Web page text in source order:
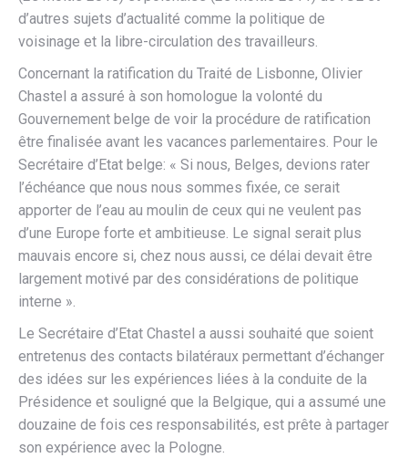
d’autres sujets d’actualité comme la politique de
voisinage et la libre-circulation des travailleurs.
Concernant la ratification du Traité de Lisbonne, Olivier
Chastel a assuré à son homologue la volonté du
Gouvernement belge de voir la procédure de ratification
être finalisée avant les vacances parlementaires. Pour le
Secrétaire d’Etat belge: « Si nous, Belges, devions rater
l’échéance que nous nous sommes fixée, ce serait
apporter de l’eau au moulin de ceux qui ne veulent pas
d’une Europe forte et ambitieuse. Le signal serait plus
mauvais encore si, chez nous aussi, ce délai devait être
largement motivé par des considérations de politique
interne ».
Le Secrétaire d’Etat Chastel a aussi souhaité que soient
entretenus des contacts bilatéraux permettant d’échanger
des idées sur les expériences liées à la conduite de la
Présidence et souligné que la Belgique, qui a assumé une
douzaine de fois ces responsabilités, est prête à partager
son expérience avec la Pologne.